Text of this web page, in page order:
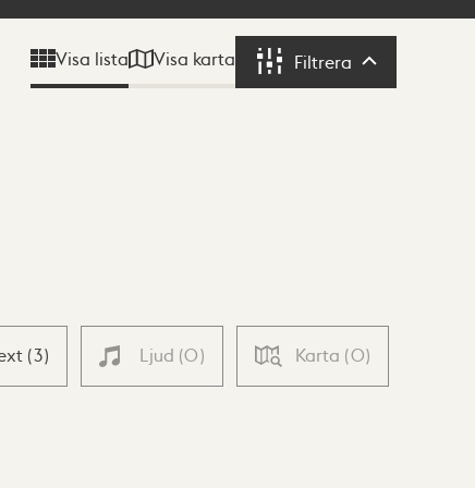
Visa lista Visa karta Filtrera Filtrera
(3) Ljud (0) Karta (0)